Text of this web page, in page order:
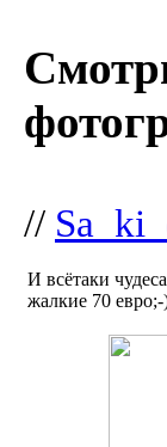
//
И всётаки
жалкие 70 евро;-